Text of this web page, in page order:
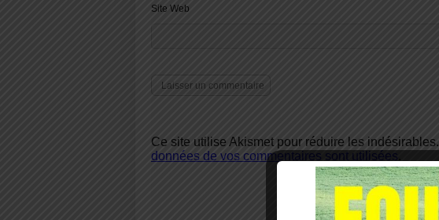
Site Web
Ce site utilise Akismet pour réduire les indésirables.
données de vos commentaires sont utilisées .